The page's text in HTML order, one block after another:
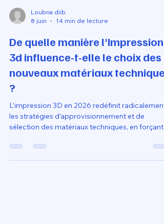
8 juin
14 min de lecture
De quelle manière l'Impression
3d influence-t-elle le choix des
nouveaux matériaux techniques
?
L’impression 3D en 2026 redéfinit radicalement
les stratégies d’approvisionnement et de
sélection des matériaux techniques, en forçant